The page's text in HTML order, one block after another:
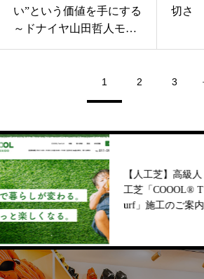
い”という価値を手にする
～ドナイヤ山田哲人モデ
切さ
1 2 3
【人工芝】高級人
工芝「COOOL®︎ T
urf」施工のご案内